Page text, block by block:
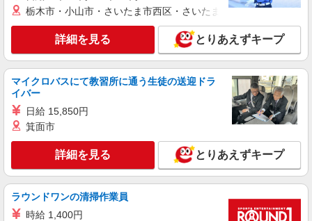
スマホ携帯販売【楽天モバイル】
時給1500円〜 ※残業代支給 ★交通費別途支給
（規定あり） ゜+゜・。○。・゜+゜・。○。・゜
+゜ 入社祝い金10万円支給(規定有) お友達を紹介
頂くと, インセンティブ支給(規定有) ★月2回払
い・週払い可能（規程有）★ ゜・。○。・゜
岐阜県岐阜市の家電量販店
キープ 詳細を見る
派遣社員
株式会社シエロ
人気機種に詳しくなれる携帯販売【au】
月給273200円〜 ※残業手当別途支給 ※研修期
あり） ゜+゜・。○。・゜+゜・。○。・゜+゜ 入
社祝い金10万円支給(規定有) お友達を紹介頂くと,
岐阜県岐阜市の家電量販店
栃木市・小山市・さいたま市西区・さいたま市岩槻区・久喜市・
詳細を見る とりあえずキープ
マイクロバスにて教習所に通う生徒の送迎ドラ
イバー
日給 15,850円
箕面市
詳細を見る とりあえずキープ
ラウンドワンの清掃作業員
時給 1,400円